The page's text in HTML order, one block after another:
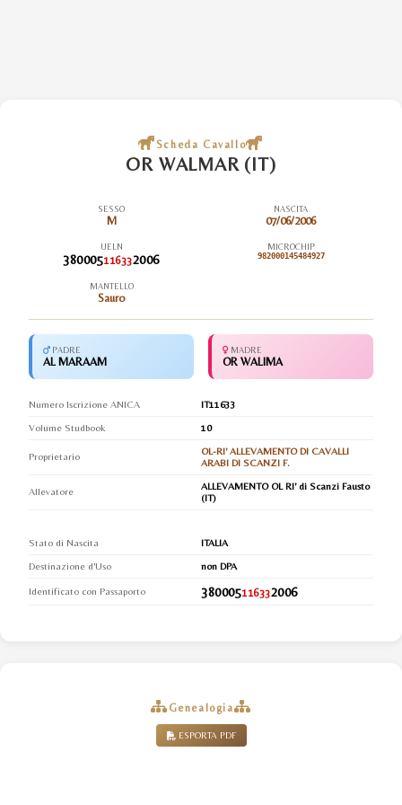
Scheda Cavallo
OR WALMAR (IT)
SESSO
M
NASCITA
07/06/2006
UELN
380005116332006
MICROCHIP
982000145484927
MANTELLO
Sauro
PADRE
AL MARAAM
MADRE
OR WALIMA
Numero Iscrizione ANICA
IT11633
Volume Studbook
10
Proprietario
OL-RI' ALLEVAMENTO DI CAVALLI
ARABI DI SCANZI F.
Allevatore
ALLEVAMENTO OL RI' di Scanzi Fausto
(IT)
Stato di Nascita
ITALIA
Destinazione d'Uso
non DPA
Identificato con Passaporto 380005116332006
Genealogia
ESPORTA PDF